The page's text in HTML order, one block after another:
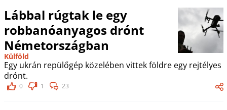
Lábbal rúgtak le egy
robbanóanyagos drónt
Németországban
Külföld
Egy ukrán repülőgép közelében vittek földre egy rejtélyes
drónt.
0 1 23